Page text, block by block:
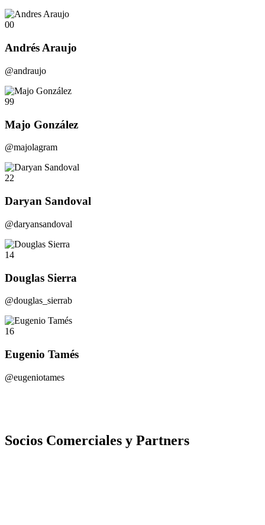
00
Andrés Araujo
@andraujo
99
Majo González
@majolagram
22
Daryan Sandoval
@daryansandoval
14
Douglas Sierra
@douglas_sierrab
16
Eugenio Tamés
@eugeniotames
Socios Comerciales y Partners